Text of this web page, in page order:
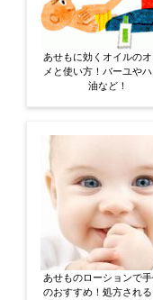
あせもに効くオイルの
メと使い方！バーユや
油など！
あせものローションで手
のおすすめ！処方され